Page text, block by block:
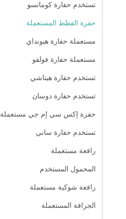
تستخدم حفارة كوماتسو
حفرة القطط المستعملة
مستعملة حفارة هيونداي
مستعملة حفارة فولفو
تستخدم حفارة هيتاشي
تستخدم حفارة دوسان
حفرة إكس سي إم جي مستعملة
تستخدم حفارة ساني
رافعة مستعملة
المحمول المستخدم
رافعة شوكية مستعملة
الجرافة المستعملة